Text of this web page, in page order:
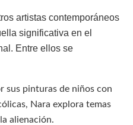
artistas contemporáneos
significativa en el
Entre ellos se
sus pinturas de niños con
Nara explora temas
alienación.